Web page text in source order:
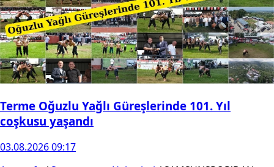
Terme Oğuzlu Yağlı Güreşlerinde 101. Yıl
coşkusu yaşandı
03.08.2026 09:17